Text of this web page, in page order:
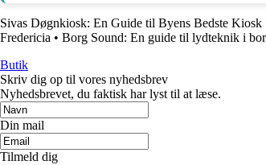
Sivas Døgnkiosk: En Guide til Byens Bedste Kiosk
Fredericia • Borg Sound: En guide til lydteknik i
Butik
Skriv dig op til vores nyhedsbrev
Nyhedsbrevet, du faktisk har lyst til at læse.
Din mail
Tilmeld dig